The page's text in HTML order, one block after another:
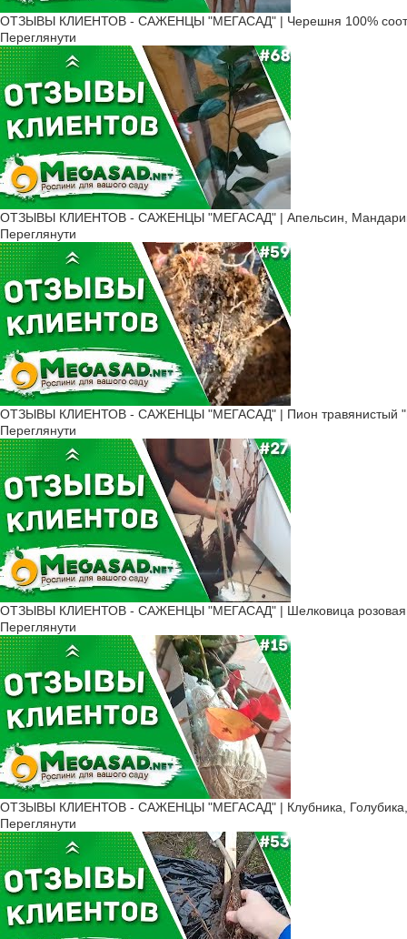
ОТЗЫВЫ КЛИЕНТОВ - САЖЕНЦЫ "МЕГАСАД" | Черешня 100%
Переглянути
ОТЗЫВЫ КЛИЕНТОВ - САЖЕНЦЫ "МЕГАСАД" | Апельсин, Мандарин
Переглянути
ОТЗЫВЫ КЛИЕНТОВ - САЖЕНЦЫ "МЕГАСАД" | Пион травянистый
Переглянути
ОТЗЫВЫ КЛИЕНТОВ - САЖЕНЦЫ "МЕГАСАД" | Шелковица розовая,
Переглянути
ОТЗЫВЫ КЛИЕНТОВ - САЖЕНЦЫ "МЕГАСАД" | Клубника, Голубика,
Переглянути